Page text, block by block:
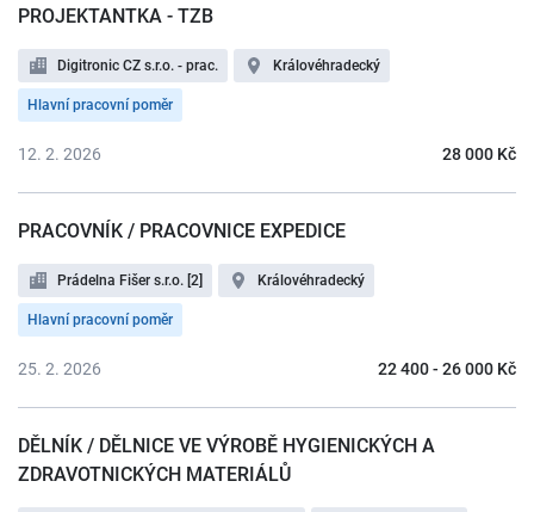
PROJEKTANTKA - TZB
Digitronic CZ s.r.o. - prac. Královéhradecký
Hlavní pracovní poměr
28 000 Kč
12. 2. 2026
PRACOVNÍK / PRACOVNICE EXPEDICE
Prádelna Fišer s.r.o. [2] Královéhradecký
Hlavní pracovní poměr
22 400 - 26 000 Kč
25. 2. 2026
DĚLNÍK / DĚLNICE VE VÝROBĚ HYGIENICKÝCH A
ZDRAVOTNICKÝCH MATERIÁLŮ